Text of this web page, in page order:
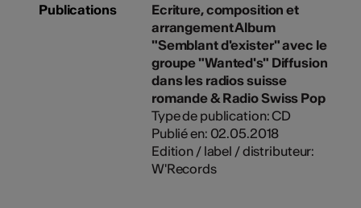
Publications
Ecriture, composition et
arrangement Album
"Semblant d'exister" avec le
groupe "Wanted's" Diffusion
dans les radios suisse
romande & Radio Swiss Pop
Type de publication: CD
Publié en: 02.05.2018
Edition / label / distributeur:
W'Records